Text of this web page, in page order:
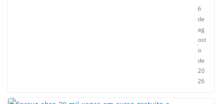
6
de
ag
ost
o
de
20
26